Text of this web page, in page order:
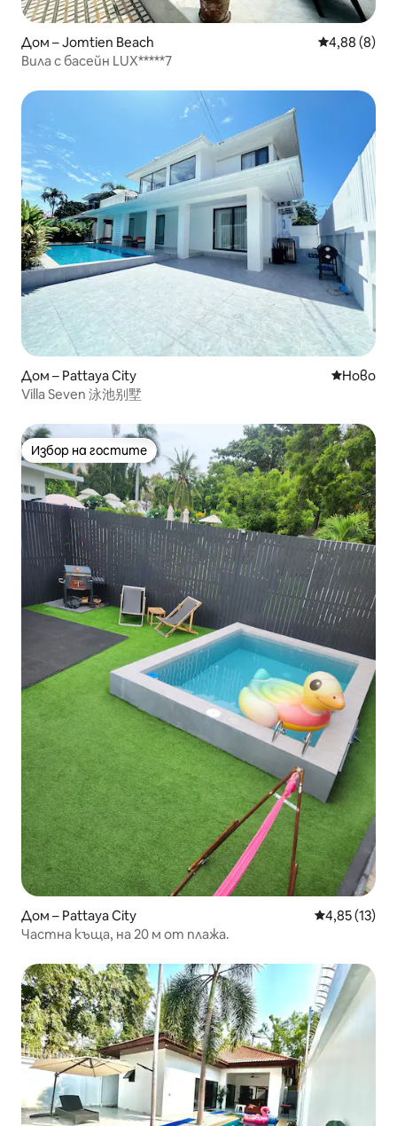
Дом – Jomtien Beach Средна
4,88 (8)
Вила с басейн LUX*****7
Дом – Pattaya City Ново
Ново
Villa Seven 泳池别墅
Избор на гостите
Избор на гостите
Дом – Pattaya City Средна
4,85 (13)
Частна къща, на 20 м от плажа.